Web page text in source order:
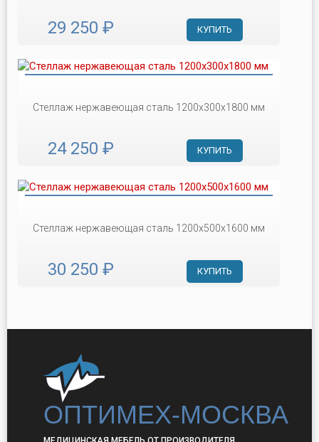
29 250 ₽ КУПИТЬ
Стеллаж нержавеющая сталь 1200х300х1800 мм
24 250 ₽ КУПИТЬ
Стеллаж нержавеющая сталь 1200х500х1600 мм
30 250 ₽ КУПИТЬ
ОПТИМЕХ-МОСКВА